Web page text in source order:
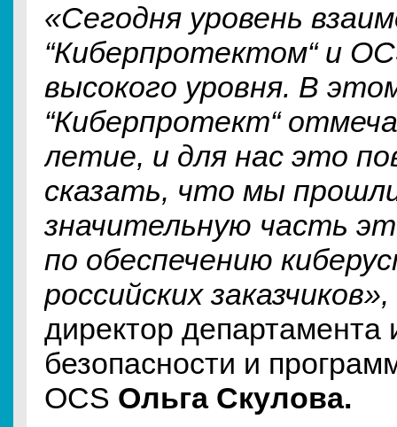
«Сегодня уровень
“Киберпротектом“ и
высокого уровня. В
“Киберпротект“
летие, и для нас это
сказать, что мы
значительную часть
по обеспечению
российских заказчиков»,
директор
безопасности и
OCS Ольга Скулова.